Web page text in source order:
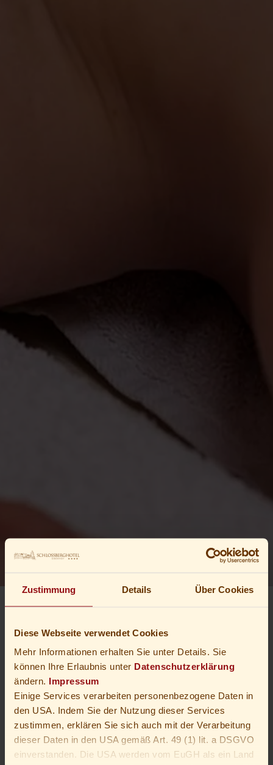
Zustimmung Details Über Cookies
Diese Webseite verwendet Cookies
Mehr Informationen erhalten Sie unter Details. Sie
können Ihre Erlaubnis unter Datenschutzerklärung
ändern. Impressum
Einige Services verarbeiten personenbezogene Daten in
den USA. Indem Sie der Nutzung dieser Services
zustimmen, erklären Sie sich auch mit der Verarbeitung
dieser Daten in den USA gemäß Art. 49 (1) lit. a DSGVO
einverstanden. Die USA werden vom EuGH als ein Land
Startseite
Massagen & Wellness-
Behandlungen
Wir möchten Sie gerne verwöhnen und aktiv zu Ihrer